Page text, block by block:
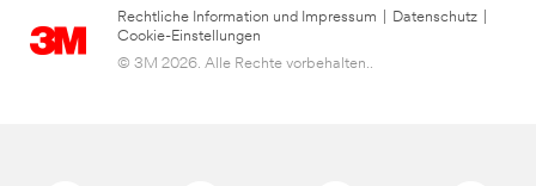
Rechtliche Information und Impressum Datenschutz
Cookie-Einstellungen
© 3M 2026. Alle Rechte vorbehalten..